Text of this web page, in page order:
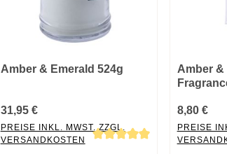
Amber & Emerald 524g
31,95 €
PREISE INKL. MWST. ZZGL.
VERSANDKOSTEN
Amber &
8,80 €
PREISE